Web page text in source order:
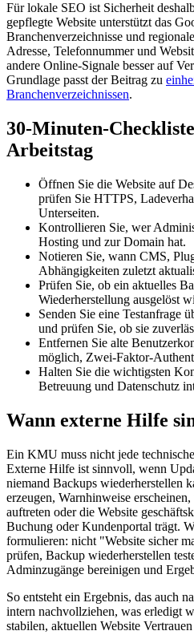
Für lokale SEO ist Sicherheit
gepflegte Website unterstützt das
Branchenverzeichnisse und
Adresse, Telefonnummer und
andere Online-Signale besser auf
Grundlage passt der Beitrag zu
Branchenverzeichnissen.
30-Minuten-
Arbeitstag
Öffnen Sie die Website auf
prüfen Sie HTTPS,
Unterseiten.
Kontrollieren Sie, wer
Hosting und zur Domain hat.
Notieren Sie, wann CMS,
Abhängigkeiten zuletzt
Prüfen Sie, ob ein aktuelles
Wiederherstellung ausgelöst
Senden Sie eine Testanfrage
und prüfen Sie, ob sie
Entfernen Sie alte
möglich, Zwei-Faktor-
Halten Sie die wichtigsten
Betreuung und Datenschutz
Wann externe Hilfe
Ein KMU muss nicht jede
Externe Hilfe ist sinnvoll, wenn
niemand Backups wiederherstellen
erzeugen, Warnhinweise
auftreten oder die Website
Buchung oder Kundenportal trägt.
formulieren: nicht "Website sicher
prüfen, Backup wiederherstellen
Adminzugänge bereinigen und
So entsteht ein Ergebnis, das auch
intern nachvollziehen, was erledigt
stabilen, aktuellen Website